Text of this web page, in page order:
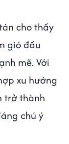
cho thấy
gió đầu
mẽ. Với
xu hướng
trở thành
chú ý